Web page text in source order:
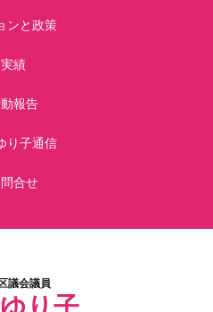
ンと政策
実績
報告
り子通信
合せ
議会議員